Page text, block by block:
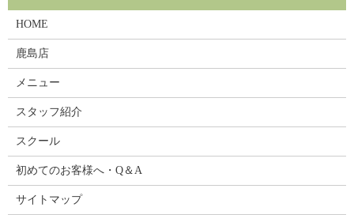
HOME
鹿島店
メニュー
スタッフ紹介
スクール
初めてのお客様へ・Q＆A
サイトマップ